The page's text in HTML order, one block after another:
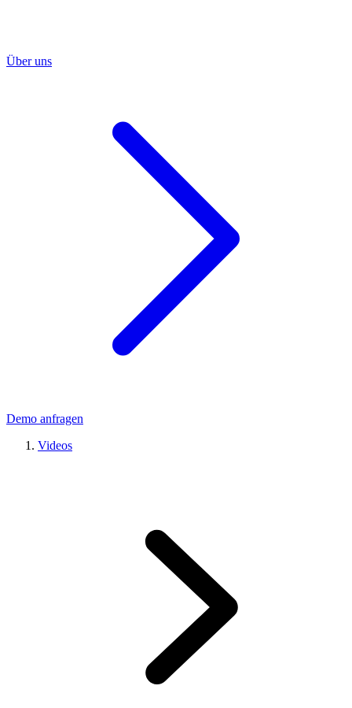
Über uns
Demo anfragen
Videos